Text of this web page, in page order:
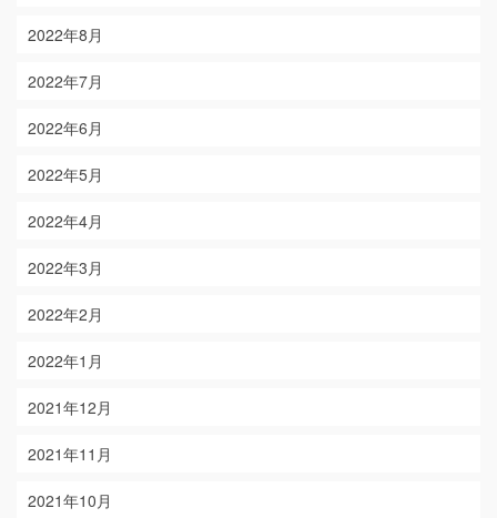
2022年8月
2022年7月
2022年6月
2022年5月
2022年4月
2022年3月
2022年2月
2022年1月
2021年12月
2021年11月
2021年10月